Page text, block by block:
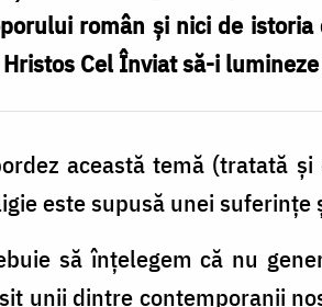
român și nici de
Cel Înviat să-i
această temă (tratată
este supusă unei
să înțelegem că nu
unii dintre contemporanii